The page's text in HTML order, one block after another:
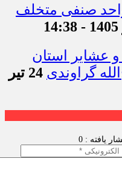
و برخورد با ۷ واحد صنفی متخلف
و عشایر استان
گراوندی
24 تیر
یافته : 0